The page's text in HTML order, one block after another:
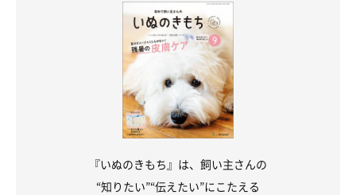
『いぬのきもち』は、飼い主さんの
“知りたい”“伝えたい”にこたえる